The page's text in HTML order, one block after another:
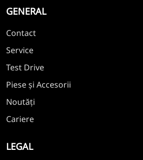
GENERAL
Contact
Service
Test Drive
Piese și Accesorii
Noutăți
Cariere
LEGAL